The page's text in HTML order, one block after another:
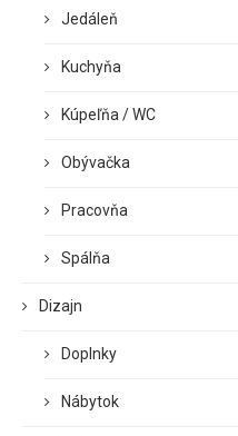
Jedáleň
Kuchyňa
Kúpeľňa / WC
Obývačka
Pracovňa
Spálňa
Dizajn
Doplnky
Nábytok